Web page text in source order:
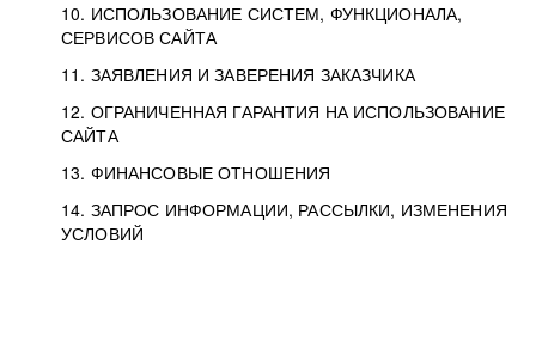
10. ИСПОЛЬЗОВАНИЕ СИСТЕМ, ФУНКЦИОНАЛА,
СЕРВИСОВ САЙТА
11. ЗАЯВЛЕНИЯ И ЗАВЕРЕНИЯ ЗАКАЗЧИКА
12. ОГРАНИЧЕННАЯ ГАРАНТИЯ НА ИСПОЛЬЗОВАНИЕ
САЙТА
13. ФИНАНСОВЫЕ ОТНОШЕНИЯ
14. ЗАПРОС ИНФОРМАЦИИ, РАССЫЛКИ, ИЗМЕНЕНИЯ
УСЛОВИЙ